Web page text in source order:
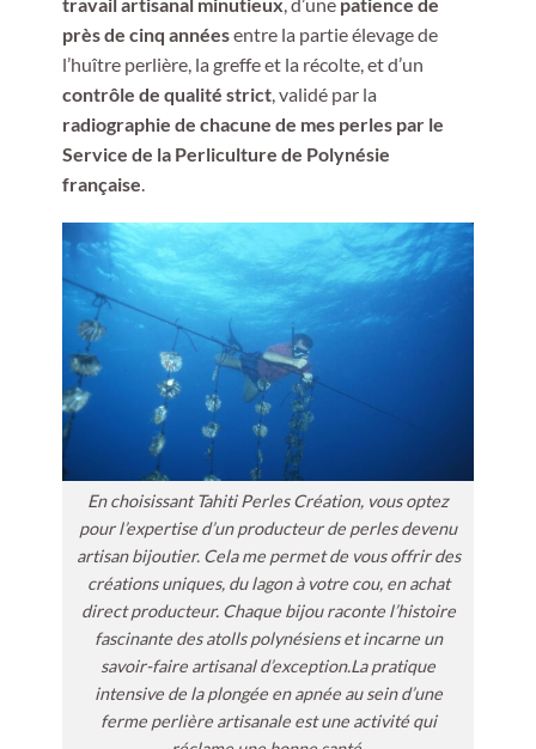
près de cinq annéesentre la partie élevage de
l’huître perlière, la greffe et la récolte, et d’un
contrôle de qualité strict, validé par la
radiographie de chacune de mes perles par le
Service de la Perliculture de Polynésie
française
En choisissant Tahiti Perles Création, vous optez
pour l’expertise d’un producteur de perles devenu
artisan bijoutier. Cela me permet de vous offrir des
créations uniques, du lagon à votre cou, en achat
direct producteur. Chaque bijou raconte l’histoire
fascinante des atolls polynésiens et incarne un
savoir-faire artisanal d’exception.La pratique
intensive de la plongée en apnée au sein d’une
ferme perlière artisanale est une activité qui